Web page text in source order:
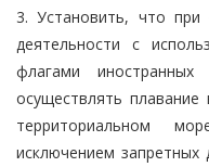
3. Установить, что
деятельности с
флагами
осуществлять
территориальном
исключением